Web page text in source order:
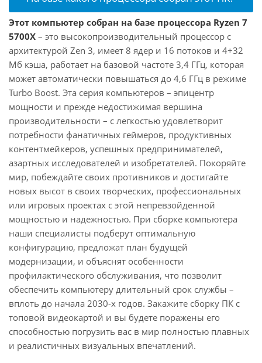
Этот компьютер собран на базе процессора Ryzen 7
5700X – это высокопроизводительный процессор с
архитектурой Zen 3, имеет 8 ядер и 16 потоков и 4+32
Мб кэша, работает на базовой частоте 3,4 ГГц, которая
может автоматически повышаться до 4,6 ГГц в режиме
Turbo Boost. Эта серия компьютеров – эпицентр
мощности и прежде недостижимая вершина
производительности – с легкостью удовлетворит
потребности фанатичных геймеров, продуктивных
контентмейкеров, успешных предпринимателей,
азартных исследователей и изобретателей. Покоряйте
мир, побеждайте своих противников и достигайте
новых высот в своих творческих, профессиональных
или игровых проектах с этой непревзойденной
мощностью и надежностью. При сборке компьютера
наши специалисты подберут оптимальную
конфигурацию, предложат план будущей
модернизации, и объяснят особенности
профилактического обслуживания, что позволит
обеспечить компьютеру длительный срок службы –
вплоть до начала 2030-х годов. Закажите сборку ПК с
топовой видеокартой и вы будете поражены его
способностью погрузить вас в мир полностью плавных
и реалистичных визуальных впечатлений.